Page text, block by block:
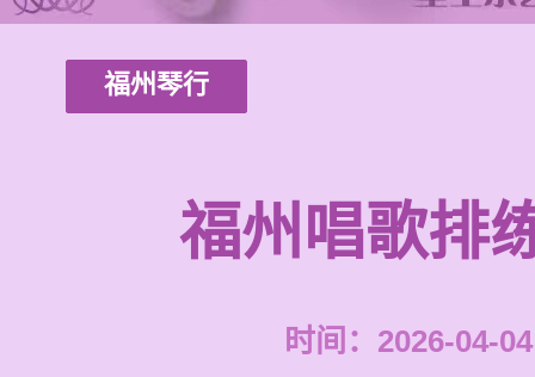
福州琴行
福州唱歌排
时间：2026-04-